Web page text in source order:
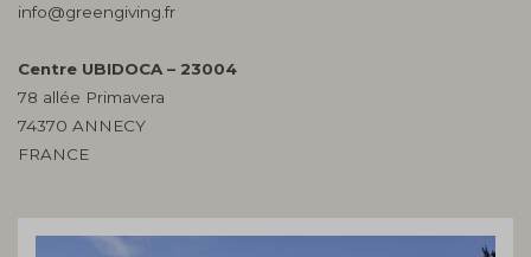
info@greengiving.fr
Centre UBIDOCA – 23004
78 allée Primavera
74370 ANNECY
FRANCE